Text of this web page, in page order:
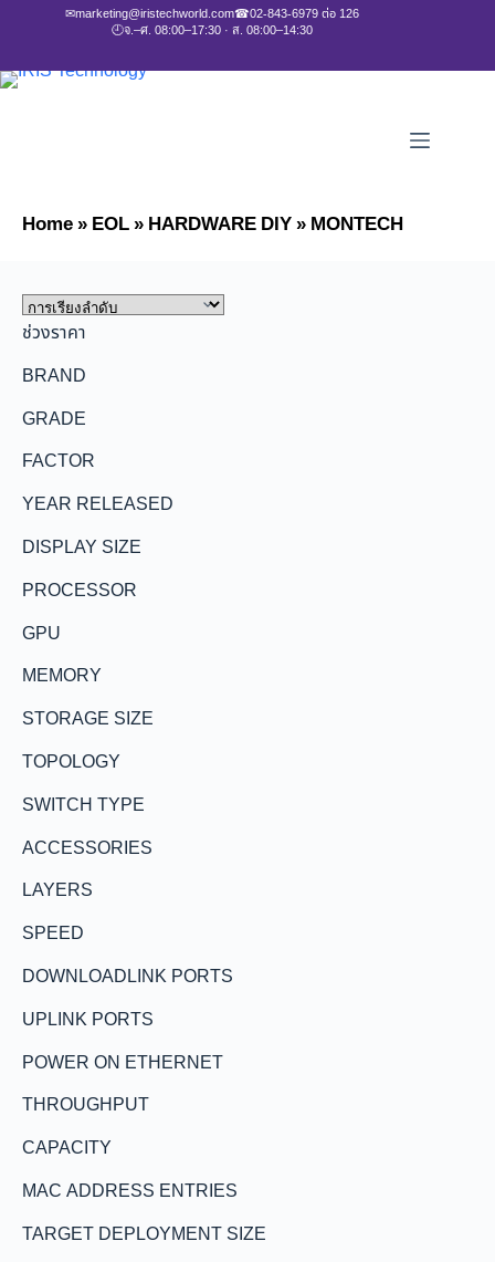
✉marketing@iristechworld.com☎02-843-6979 ต่อ 126
🕘จ.–ศ. 08:00–17:30 · ส. 08:00–14:30
Home»EOL»HARDWARE DIY»MONTECH
ช่วงราคา
BRAND
GRADE
FACTOR
YEAR RELEASED
DISPLAY SIZE
PROCESSOR
GPU
MEMORY
STORAGE SIZE
TOPOLOGY
SWITCH TYPE
ACCESSORIES
LAYERS
SPEED
DOWNLOADLINK PORTS
UPLINK PORTS
POWER ON ETHERNET
THROUGHPUT
CAPACITY
MAC ADDRESS ENTRIES
TARGET DEPLOYMENT SIZE